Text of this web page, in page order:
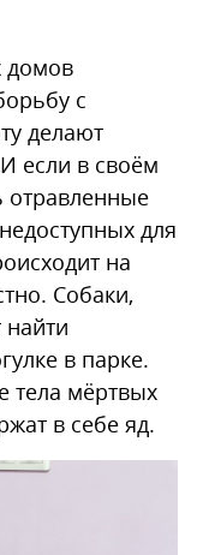
домов
с
делают
если в своём
для
на
Собаки,
найти
в парке.
тела мёртвых
в себе яд.